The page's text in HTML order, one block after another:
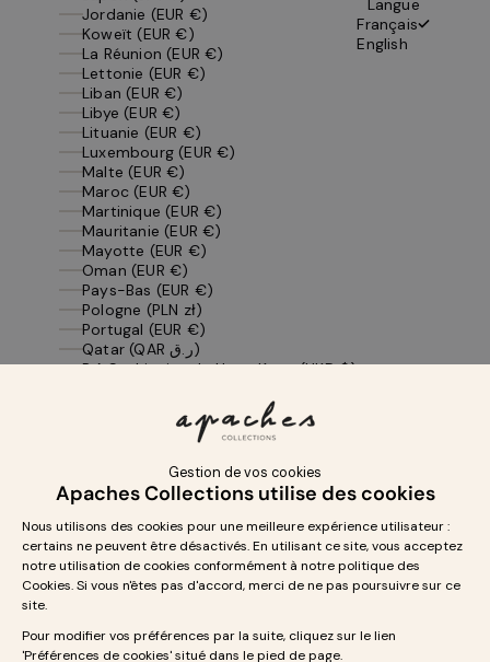
Jordanie (EUR €)
Koweït (EUR €)
La Réunion (EUR €)
Lettonie (EUR €)
Liban (EUR €)
Libye (EUR €)
Lituanie (EUR €)
Luxembourg (EUR €)
Malte (EUR €)
Maroc (EUR €)
Martinique (EUR €)
Mauritanie (EUR €)
Mayotte (EUR €)
Oman (EUR €)
Pays-Bas (EUR €)
Pologne (PLN zł)
Portugal (EUR €)
Qatar (QAR ر.ق)
R.A.S. chinoise de Hong Kong (HKD $)
Saint-Barthélemy (EUR €)
Saint-Martin (EUR €)
Saint-Pierre-et-Miquelon (EUR €)
Slovaquie (EUR €)
Slovénie (EUR €)
Suède (SEK kr)
Suisse (CHF CHF)
Tchéquie (CZK Kč)
Tunisie (EUR €)
Langue
Français
English